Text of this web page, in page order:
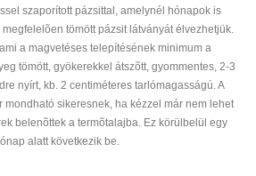
szaporított pázsittal, amelynél hónapok is
tömött pázsit látványát élvezhetjük.
a magvetéses telepítésének minimum a
tömött, gyökerekkel átszõtt, gyommentes, 2-3
nyírt, kb. 2 centiméteres tarlómagasságú. A
mondható sikeresnek, ha kézzel már nem lehet
belenõttek a termõtalajba. Ez körülbelül egy
alatt következik be.